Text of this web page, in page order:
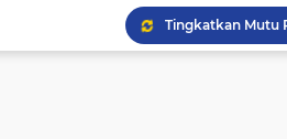
Serba-serbi: